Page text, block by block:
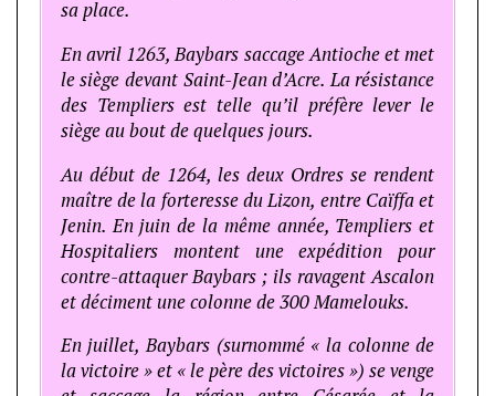
sa place.
En avril 1263, Baybars saccage Antioche et met
le siège devant Saint-Jean d’Acre. La résistance
des Templiers est telle qu’il préfère lever le
siège au bout de quelques jours.
Au début de 1264, les deux Ordres se rendent
maître de la forteresse du Lizon, entre Caïffa et
Jenin. En juin de la même année, Templiers et
Hospitaliers montent une expédition pour
contre-attaquer Baybars ; ils ravagent Ascalon
et déciment une colonne de 300 Mamelouks.
En juillet, Baybars (surnommé « la colonne de
la victoire » et « le père des victoires ») se venge